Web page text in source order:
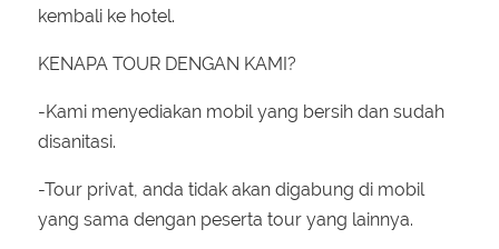
kembali ke hotel.
KENAPA TOUR DENGAN KAMI?
-Kami menyediakan mobil yang bersih dan sudah
disanitasi.
-Tour privat, anda tidak akan digabung di mobil
yang sama dengan peserta tour yang lainnya.